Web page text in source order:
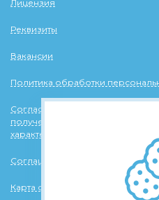
Лицензия
Реквизиты
Вакансии
Политика обработки
Согласие на обработку
получения рассылок
характера
Соглашение об использовании
Карта сайта